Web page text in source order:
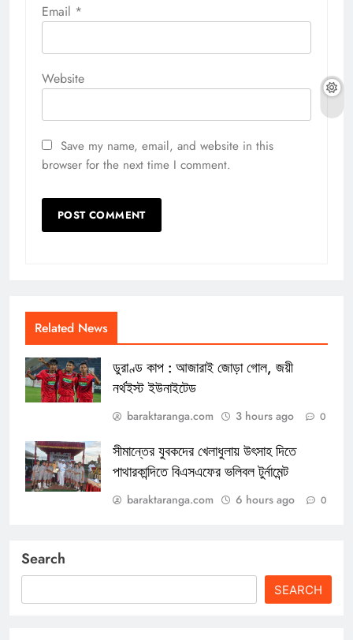
Email *
Website
Save my name, email, and website in this
browser for the next time I comment.
Related News
ডুরাণ্ড কাপ : আজারাই জোড়া গোল, জয়ী
নর্থইস্ট ইউনাইটেড
baraktaranga.com 3 hours ago 0
সীমান্তের যুবকদের খেলাধুলায় উৎসাহ দিতে
পাথারকান্দিতে বিএসএফের ভলিবল টুর্নামেন্ট
baraktaranga.com 6 hours ago 0
Search
SEARCH